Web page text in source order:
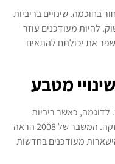
בחוכמה. שינויים בריביות
להיות מעודכנים עוזר
את יכולתם להתאים
מטבע
לדוגמה, כאשר ריביות
משתנות, השוק המטבעות פועל בצורה חזקה. המשבר של 2008 הראה
מעודכנים בחדשות